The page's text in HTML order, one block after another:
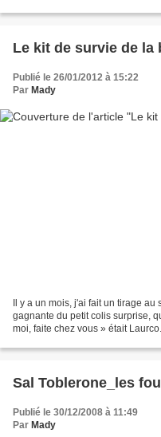
Le kit de survie de la
Publié le 26/01/2012 à 15:22
Par Mady
Il y a un mois, j'ai fait un tirage
gagnante du petit colis surprise,
moi, faite chez vous » était
Sal Toblerone_les
Publié le 30/12/2008 à 11:49
Par Mady